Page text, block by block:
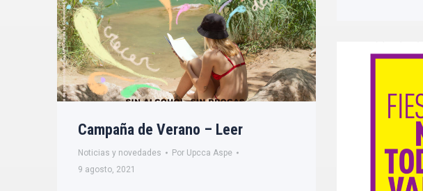
Campaña de Verano – Leer
Noticias y novedades Por Upcca Aspe
9 agosto, 2021